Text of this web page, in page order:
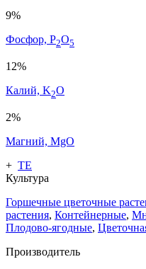
9%
Фосфор, P2O5
12%
Калий, K2O
2%
Магний, MgO
+ ТЕ
Культура
Горшечные цветочные
растения, Контейнерные,
Плодово-ягодные,
Производитель